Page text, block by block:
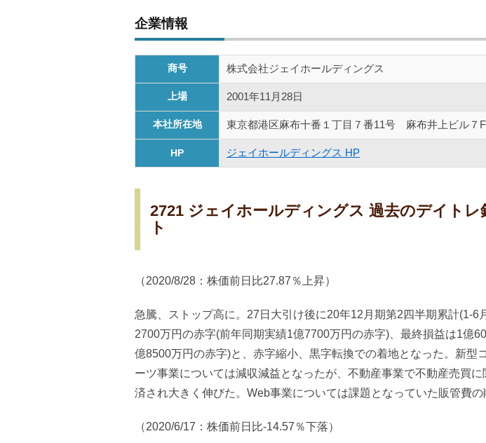
企業情報
商号 株式会社ジェイホールディングス
上場 2001年11月28日
本社所在地 東京都港区麻布十番１丁目７番11号 麻布井上ビル７F
HP ジェイホールディングス HP
2721 ジェイホールディングス 過去のデイトレ
ト
（2020/8/28：株価前日比27.87％上昇）
急騰、ストップ高に。27日大引け後に20年12月期第2四半期累計(1-6
2700万円の赤字(前年同期実績1億7700万円の赤字)、最終損益は1億
億8500万円の赤字)と、赤字縮小、黒字転換での着地となった。新型
ーツ事業については減収減益となったが、不動産事業で不動産売買
済され大きく伸びた。Web事業については課題となっていた販管費の
（2020/6/17：株価前日比-14.57％下落）